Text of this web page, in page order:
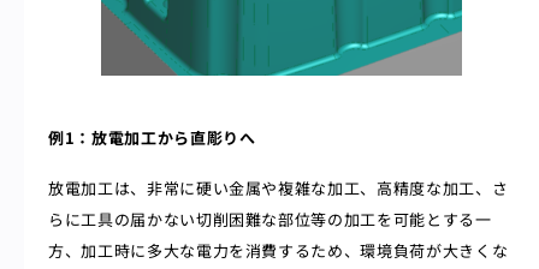
例1：放電加工から直彫りへ
放電加工は、非常に硬い金属や複雑な加工、高精度な加工、さ
らに工具の届かない切削困難な部位等の加工を可能とする一
方、加工時に多大な電力を消費するため、環境負荷が大きくな